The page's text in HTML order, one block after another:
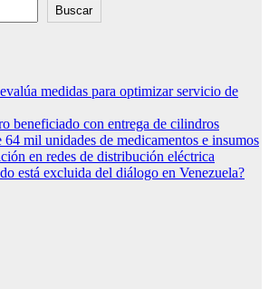
Buscar
medidas para optimizar servicio de
beneficiado con entrega de cilindros
64 mil unidades de medicamentos e insumos
en redes de distribución eléctrica
está excluida del diálogo en Venezuela?